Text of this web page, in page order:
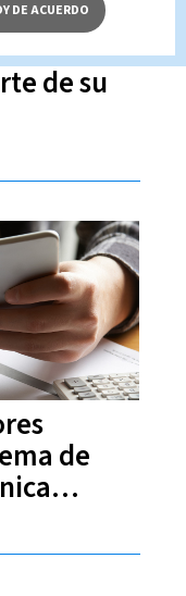
en
de su
de
DE ACUERDO